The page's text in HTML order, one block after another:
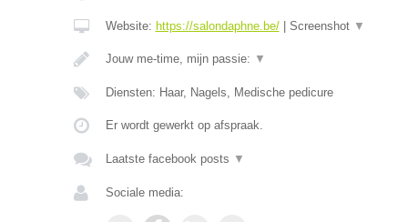
Website: https://salondaphne.be/| Screenshot ▼
Jouw me-time, mijn passie: ▼
Diensten: Haar, Nagels, Medische pedicure
Er wordt gewerkt op afspraak.
Laatste facebook posts ▼
Sociale media: